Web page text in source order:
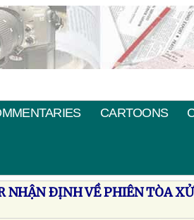
CARTOONS
NHẬN ÐỊNH VỀ PHIÊN TÒA